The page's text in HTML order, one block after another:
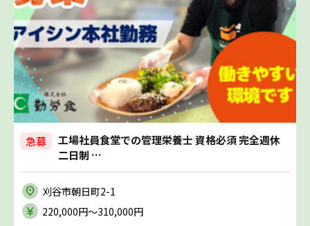
急募
工場社員食堂での管理栄養士 資格必須 完全週休
二日制 …
刈谷市朝日町2-1
220,000円〜310,000円